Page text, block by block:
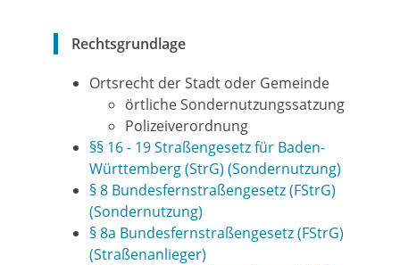
Rechtsgrundlage
Ortsrecht der Stadt oder Gemeinde
örtliche Sondernutzungssatzung
Polizeiverordnung
§§ 16 - 19 Straßengesetz für Baden-
Württemberg (StrG) (Sondernutzung)
§ 8 Bundesfernstraßengesetz (FStrG)
(Sondernutzung)
§ 8a Bundesfernstraßengesetz (FStrG)
(Straßenanlieger)